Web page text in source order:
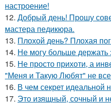
настроение!
12. Добрый день! Прошу
мастера педикюра.
13. Плохой день? Плохая
14. Не могу больше держать
15. Не просто прихоти, а
"Меня и Такую Любят" не
16. В чем секрет идеальной
17. Это изящный, сочный и